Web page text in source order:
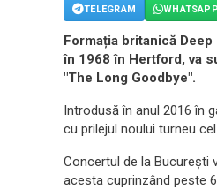
TELEGRAM WHATSAPP
Formația britanică
în 1968 în Hertford, va
"The Long Goodbye".
Introdusă în anul 2016 în
cu prilejul noului turneu
Concertul de la București
acesta cuprinzând peste